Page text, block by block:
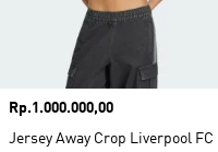
Harga
Rp.1.000.000,00
Jersey Away Crop Liverpool FC